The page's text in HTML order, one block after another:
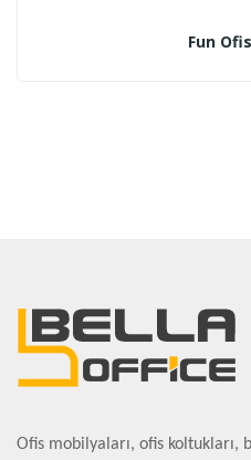
Fun Ofis Pufları
Ofis mobilyaları, ofis koltukları,